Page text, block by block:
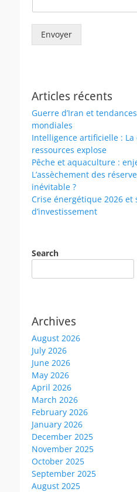
Envoyer
Articles récents
Guerre d’Iran et
mondiales
Intelligence artificielle :
ressources explose
Pêche et aquaculture :
L’assèchement des
inévitable ?
Crise énergétique 2026 et
d’investissement
Search
Archives
August 2026
July 2026
June 2026
May 2026
April 2026
March 2026
February 2026
January 2026
December 2025
November 2025
October 2025
September 2025
August 2025